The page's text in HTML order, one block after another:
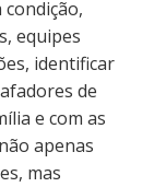
condição,
equipes
identificar
de
e com as
apenas
mas